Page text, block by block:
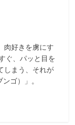
肉好きを虜にす
ぐ、パッと目を
しまう、それが
ゴ）」。